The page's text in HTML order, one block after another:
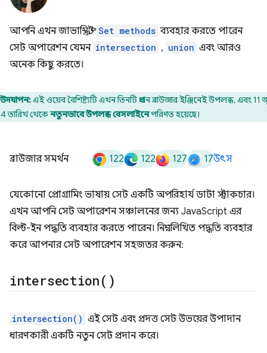
আপনি এখন জাভাস্ক্রিপ্ট Set methods ব্যবহার করতে পারেন
সেট অপারেশন যেমন intersection , union এবং আরও
অনেক কিছু করতে।
উদযাপন:এই ওয়েব বৈশিষ্ট্যটি এখন তিনটি প্রধান ব্রাউজার ইঞ্জিনেই উপলব্ধ, এবং 11
তারিখ থেকেনতুনভাবে উপলব্ধ বেসলাইনেপরিণত হয়েছে।
ব্রাউজার সমর্থন 122 122 127 17উৎস
যেকোনো প্রোগ্রামিং ভাষায় সেট একটি অপরিহার্য ডাটা স্ট্রাকচার।
এখন আপনি সেট অপারেশন সঞ্চালনের জন্য JavaScript এর
বিল্ট-ইন পদ্ধতি ব্যবহার করতে পারেন। নিম্নলিখিত পদ্ধতি ব্যবহার
করে আপনার সেট অপারেশন সহজতর করুন:
intersection( )
intersection() এই সেট এবং প্রদত্ত সেট উভয়ের উপাদান
ধারণকারী একটি নতুন সেট প্রদান করে।